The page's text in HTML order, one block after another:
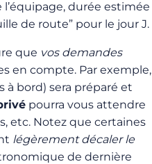
l’équipage, durée estimée
de route” pour le jour J.
que vos demandes
en compte. Par exemple,
à bord) sera préparé et
pourra vous attendre
etc. Notez que certaines
légèrement décaler le
de dernière